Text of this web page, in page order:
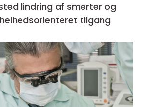
og
tilgang